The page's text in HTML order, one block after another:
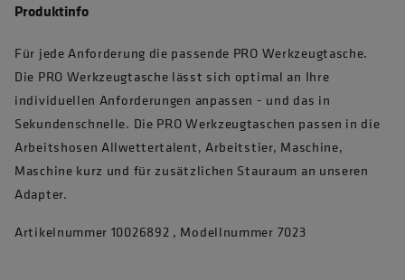
Produktinfo
Für jede Anforderung die passende PRO Werkzeugtasche.
Die PRO Werkzeugtasche lässt sich optimal an Ihre
individuellen Anforderungen anpassen - und das in
Sekundenschnelle. Die PRO Werkzeugtaschen passen in die
Arbeitshosen Allwettertalent, Arbeitstier, Maschine,
Maschine kurz und für zusätzlichen Stauraum an unseren
Adapter.
Artikelnummer 10026892 , Modellnummer 7023